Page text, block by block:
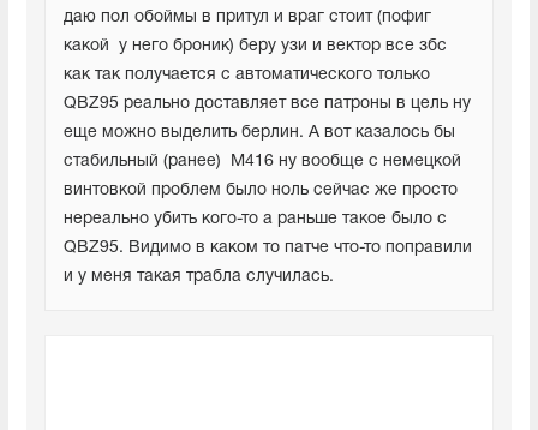
даю пол обоймы в притул и враг стоит (пофиг
какой  у него броник) беру узи и вектор все збс
как так получается с автоматического только
QBZ95 реально доставляет все патроны в цель ну
еще можно выделить берлин. А вот казалось бы
стабильный (ранее)  M416 ну вообще с немецкой
винтовкой проблем было ноль сейчас же просто
нереально убить кого-то а раньше такое было с
QBZ95. Видимо в каком то патче что-то поправили
и у меня такая трабла случилась.